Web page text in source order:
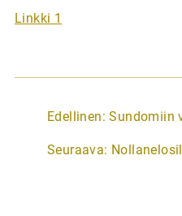
Linkki 1
A
t
Edellinen: Sundomiin
Seuraava: